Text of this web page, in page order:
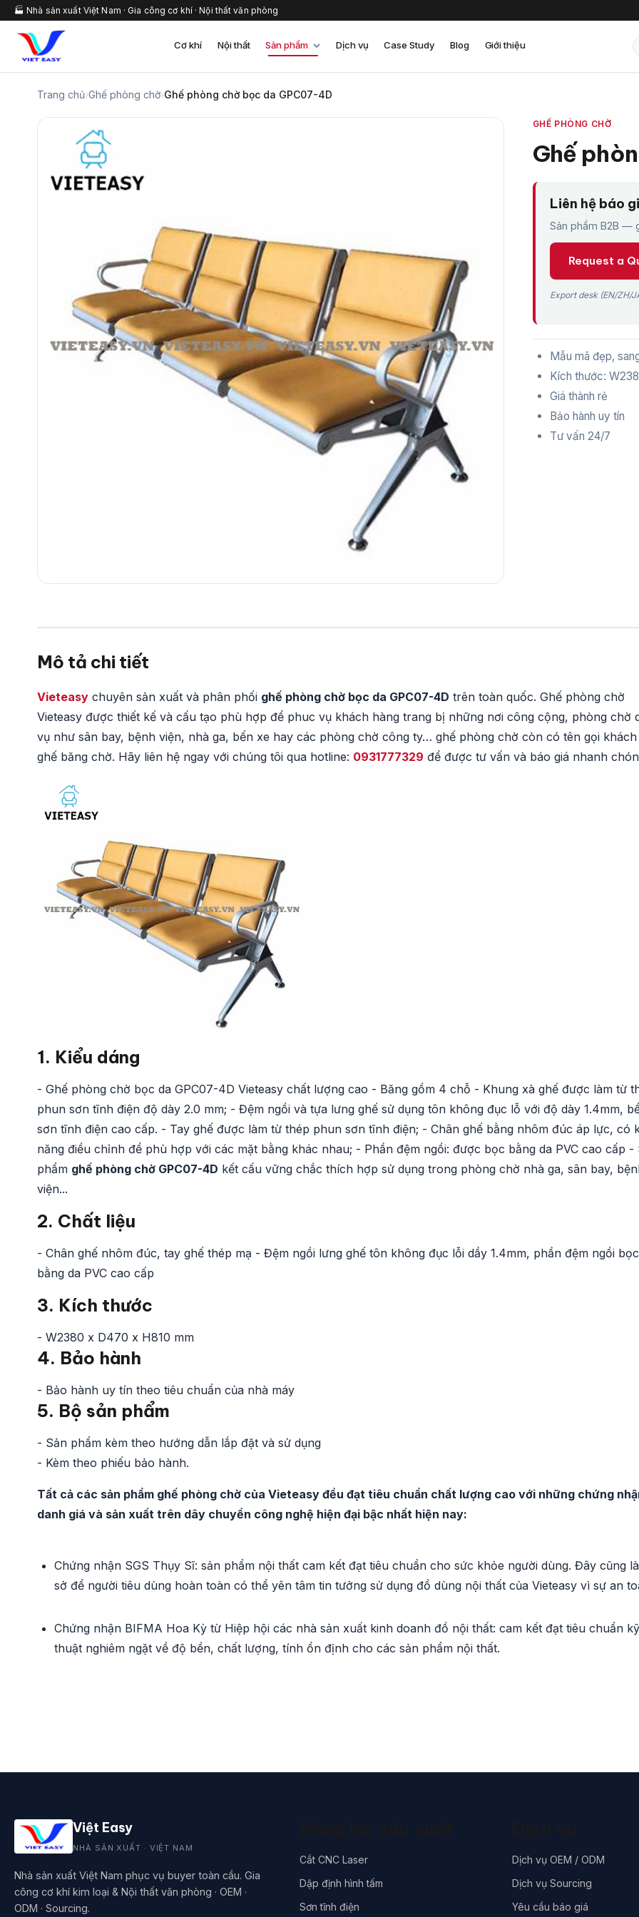
🏭 Nhà sản xuất Việt Nam · Gia công cơ khí · Nội thất văn phòng
Cơ khí Nội thất Sản phẩm Dịch vụ Case Study Blog Giới thiệu
Trang chủ›Ghế phòng chờ›Ghế phòng chờ bọc da GPC07-4D
GHẾ PHÒNG CHỜ
Ghế
Liên hệ báo
Sản phẩm B2B —
Request a
Export desk (EN/ZH/
Mẫu mã đẹp,
Kích thước:
Giá thành rẻ
Bảo hành uy tín
Tư vấn 24/7
Mô tả chi tiết
Vieteasy chuyên sản xuất và phân phối ghế phòng chờ bọc da GPC07-4D trên toàn quốc. Ghế phòng chờ
Vieteasy được thiết kế và cấu tạo phù hợp để phuc vụ khách hàng trang bị những nơi công cộng, phòng chờ
vụ như sân bay, bệnh viện, nhà ga, bến xe hay các phòng chờ công ty… ghế phòng chờ còn có tên gọi khách
ghế băng chờ. Hãy liên hệ ngay với chúng tôi qua hotline: 0931777329 để được tư vấn và báo giá nhanh
1. Kiểu dáng
- Ghế phòng chờ bọc da GPC07-4D Vieteasy chất lượng cao - Băng gồm 4 chỗ - Khung xà ghế được làm từ
phun sơn tĩnh điện độ dày 2.0 mm; - Đệm ngồi và tựa lưng ghế sử dụng tôn không đục lỗ với độ dày 1.4mm,
sơn tĩnh điện cao cấp. - Tay ghế được làm từ thép phun sơn tĩnh điện; - Chân ghế bằng nhôm đúc áp lực, có
năng điều chỉnh để phù hợp với các mặt bằng khác nhau; - Phần đệm ngồi: được bọc bằng da PVC cao cấp -
phẩm ghế phòng chờ GPC07-4D kết cấu vững chắc thích hợp sử dụng trong phòng chờ nhà ga, sân bay,
viện...
2. Chất liệu
- Chân ghế nhôm đúc, tay ghế thép mạ - Đệm ngồi lưng ghế tôn không đục lỗi dầy 1.4mm, phần đệm ngồi bọc
bằng da PVC cao cấp
3. Kích thước
- W2380 x D470 x H810 mm
4. Bảo hành
- Bảo hành uy tín theo tiêu chuẩn của nhà máy
5. Bộ sản phẩm
- Sản phẩm kèm theo hướng dẫn lắp đặt và sử dụng
- Kèm theo phiếu bảo hành.
Tất cả các sản phẩm ghế phòng chờ của Vieteasy đều đạt tiêu chuẩn chất lượng cao với những chứng
danh giá và sản xuất trên dây chuyền công nghệ hiện đại bậc nhất hiện nay:
Chứng nhận SGS Thụy Sĩ: sản phẩm nội thất cam kết đạt tiêu chuẩn cho sức khỏe người dùng. Đây cũng
sở để người tiêu dùng hoàn toàn có thể yên tâm tin tưởng sử dụng đồ dùng nội thất của Vieteasy vì sự an
Chứng nhận BIFMA Hoa Kỳ từ Hiệp hội các nhà sản xuất kinh doanh đồ nội thất: cam kết đạt tiêu chuẩn kỹ
thuật nghiêm ngặt về độ bền, chất lượng, tính ổn định cho các sản phẩm nội thất.
Việt Easy
NHÀ SẢN XUẤT · VIỆT NAM
Nhà sản xuất Việt Nam phục vụ buyer toàn cầu. Gia
công cơ khí kim loại & Nội thất văn phòng · OEM ·
ODM · Sourcing.
Cắt CNC Laser
Dập định hình tấm
Sơn tĩnh điện
Dịch vụ OEM / ODM
Dịch vụ Sourcing
Yêu cầu báo giá